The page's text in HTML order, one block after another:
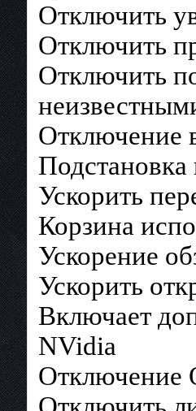
Отключить
Отключить
Отключить
Отключение
Ускорить
Корзина
Ускорение
Ускорить
Включает
NVidia
Отключение